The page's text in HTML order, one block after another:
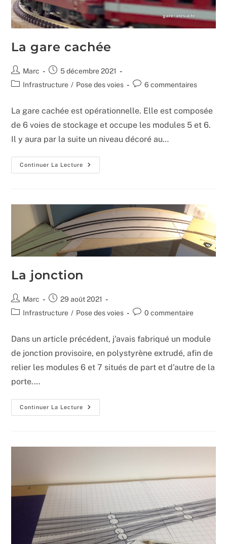
La gare cachée
Auteur/autrice
de
Marc
Publication
publiée :
5 décembre 2021
PostInfrastructure / Pose des voies
Commentaires
publication :
6 commentaires
La gare cachée est opérationnelle. Elle est composée
de 6 voies de stockage et occupe les modules 5 et 6.
Il y aura par la suite un niveau décoré au…
Continuer La Lecture
La
Gare
La jonction
Auteur/autrice
de
Marc
Publication
publiée :
29 août 2021
PostInfrastructure / Pose des voies
Commentaires
publication :
0 commentaire
Dans un article précédent, j'avais fabriqué un module
de jonction provisoire, en polystyrène extrudé, afin de
relier les modules 6 et 7 situés de part et d'autre de la
porte.…
Continuer La Lecture
La
Jonction